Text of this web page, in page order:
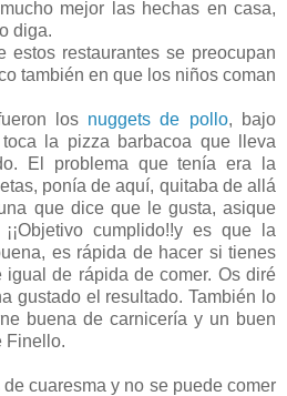
mejor las hechas en casa,
diga.
estos restaurantes se preocupan
también en que los niños coman
los nuggets de pollo, bajo
la pizza barbacoa que lleva
El problema que tenía era la
ponía de aquí, quitaba de allá
que dice que le gusta, asique
cumplido!!y es que la
es rápida de hacer si tienes
igual de rápida de comer. Os diré
gustado el resultado. También lo
buena de carnicería y un buen
Finello.
cuaresma y no se puede comer